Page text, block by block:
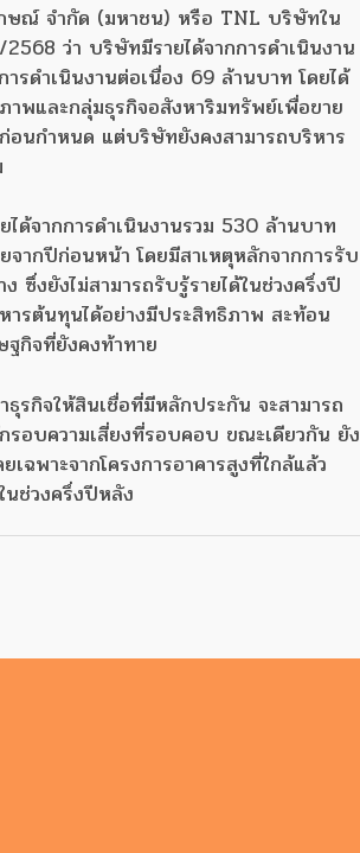
ษณ์ จำกัด (มหาชน) หรือ TNL บริษัทใน
ว่า บริษัทมีรายได้จากการดำเนินงาน
รดำเนินงานต่อเนื่อง 69 ล้านบาท โดยได้
พและกลุ่มธุรกิจอสังหาริมทรัพย์เพื่อขาย
อนกำหนด แต่บริษัทยังคงสามารถบริหาร
ด้จากการดำเนินงานรวม 530 ล้านบาท
จากปีก่อนหน้า โดยมีสาเหตุหลักจากการรับ
ซึ่งยังไม่สามารถรับรู้รายได้ในช่วงครึ่งปี
ารต้นทุนได้อย่างมีประสิทธิภาพ สะท้อน
ฐกิจที่ยังคงท้าทาย
รกิจให้สินเชื่อที่มีหลักประกัน จะสามารถ
รอบความเสี่ยงที่รอบคอบ ขณะเดียวกัน ยัง
พาะจากโครงการอาคารสูงที่ใกล้แล้ว
นช่วงครึ่งปีหลัง